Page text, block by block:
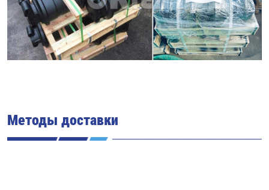
Методы доставки